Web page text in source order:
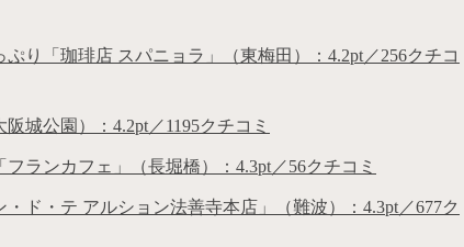
ぷり「珈琲店 スパニョラ」（東梅田）：4.2pt／256クチコ
城公園）：4.2pt／1195クチコミ
ランカフェ」（長堀橋）：4.3pt／56クチコミ
・ド・テ アルション法善寺本店」（難波）：4.3pt／677ク